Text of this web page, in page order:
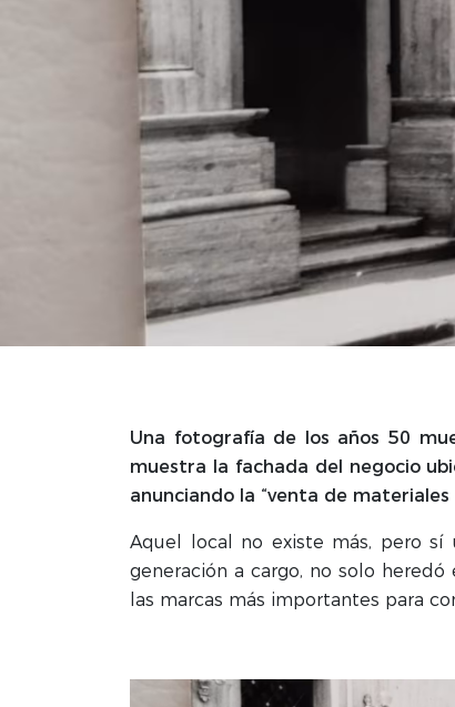
Una fotografía de los años 50
muestra la fachada del negocio
anunciando la “venta de
Aquel local no existe más, pero sí
generación a cargo, no solo
las marcas más importantes para